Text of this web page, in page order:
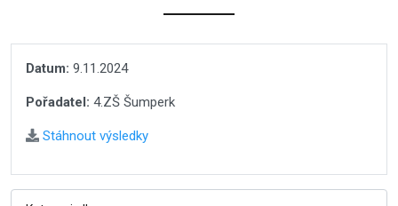
Datum: 9.11.2024
Pořadatel: 4.ZŠ Šumperk
Stáhnout výsledky